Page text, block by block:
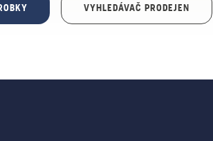
VYHLEDÁVAČ PRODEJEN